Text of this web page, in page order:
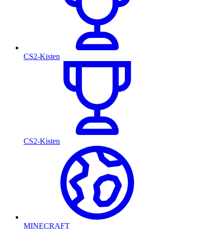
CS2-Kisten
CS2-Kisten
MINECRAFT